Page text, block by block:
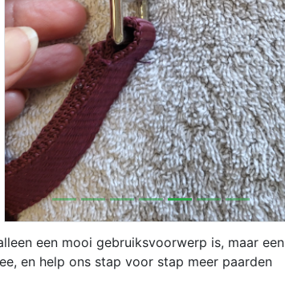
een mooi gebruiksvoorwerp is, maar een
en help ons stap voor stap meer paarden